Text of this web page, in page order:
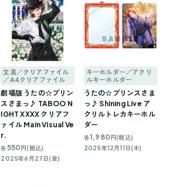
文具／クリアファイル
／A4クリアファイル
劇場版 うたの☆プリン
スさまっ♪ TABOO N
IGHT XXXX クリアフ
ァイル Main Visual Ve
r.
各550 円(税込)
2025年6月27日(金)
キーホルダー／アクリ
ルキーホルダー
うたの☆プリンスさま
っ♪ Shining Live ア
クリルトレカキーホル
ダー
各1,980 円(税込)
2025年12月11日(木)